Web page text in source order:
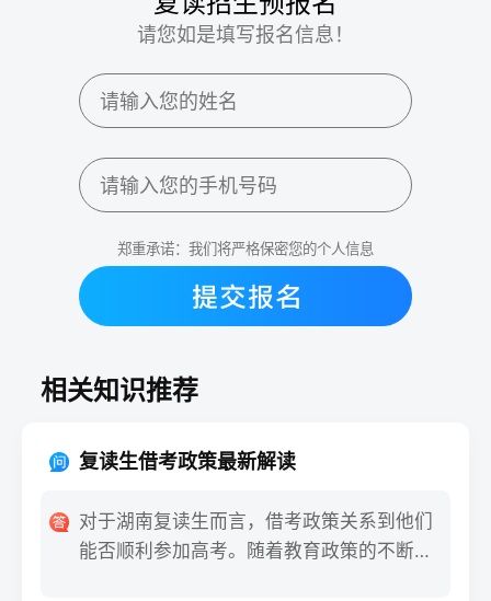
请您如是填写报名信息！
郑重承诺：我们将严格保密您的个人信息
相关知识推荐
复读生借考政策最新解读
对于湖南复读生而言，借考政策关系到他们
能否顺利参加高考。随着教育政策的不断调